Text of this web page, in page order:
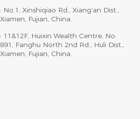
: No.1, Xinshiqiao Rd., Xiang‘an Dist.,
Xiamen, Fujian, China.
: 11&12F, Huixin Wealth Centre, No.
891, Fanghu North 2nd Rd., Huli Dist.,
Xiamen, Fujian, China.